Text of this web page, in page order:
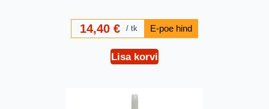
14,40 € tk
Lisa korvi